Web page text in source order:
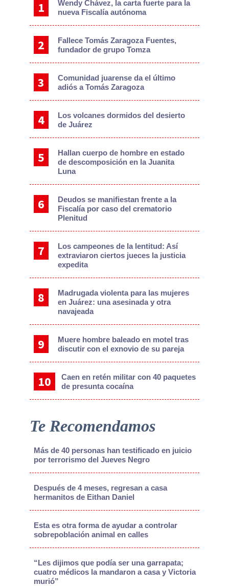
Wendy Chávez, la carta fuerte para la
nueva Fiscalía autónoma
Fallece Tomás Zaragoza Fuentes,
fundador de grupo Tomza
Comunidad juarense da el último
adiós a Tomás Zaragoza
Los volcanes dormidos del desierto
de Juárez
Hallan cuerpo de hombre en estado
de descomposición en la Juanita
Luna
Deudos se manifiestan frente a la
Fiscalía por caso del crematorio
Plenitud
Los campeones de la lentitud: Así
extraviaron ciertos jueces la justicia
expedita
Madrugada violenta para las mujeres
en Juárez: una asesinada y otra
navajeada
Muere hombre baleado en motel tras
discutir con el exnovio de su pareja
Caen en retén militar con 40 paquetes
de presunta cocaína
Te Recomendamos
Más de 40 personas han testificado en juicio
por terrorismo del Jueves Negro
Después de 4 meses, regresan a casa
hermanitos de Eithan Daniel
Esta es otra forma de ayudar a controlar
sobrepoblación animal en calles
“Les dijimos que podía ser una garrapata;
cuatro médicos la mandaron a casa y Victoria
murió”